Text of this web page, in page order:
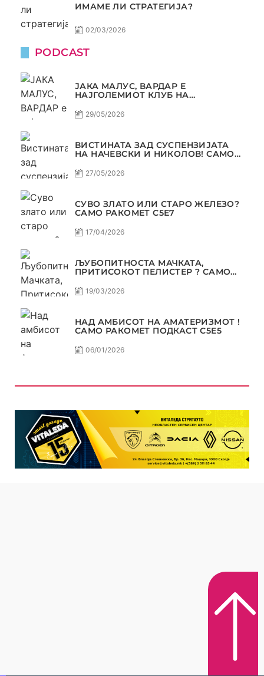
ИМАМЕ ЛИ СТРАТЕГИЈА?
02/03/2026
PODCAST
ЈАКА МАЛУС, ВАРДАР Е
НАЈГОЛЕМИОТ КЛУБ НА
29/05/2026
ВИСТИНАТА ЗАД СУСПЕНЗИЈАТА
НА НАЧЕВСКИ И НИКОЛОВ! САМО
27/05/2026
СУВО ЗЛАТО ИЛИ СТАРО ЖЕЛЕЗО?
САМО РАКОМЕТ С5Е7
17/04/2026
ЉУБОПИТНОСТА МАЧКАТА,
ПРИТИСОКОТ ПЕЛИСТЕР ? САМО
19/03/2026
НАД АМБИСОТ НА АМАТЕРИЗМОТ !
САМО РАКОМЕТ ПОДКАСТ С5E5
06/01/2026